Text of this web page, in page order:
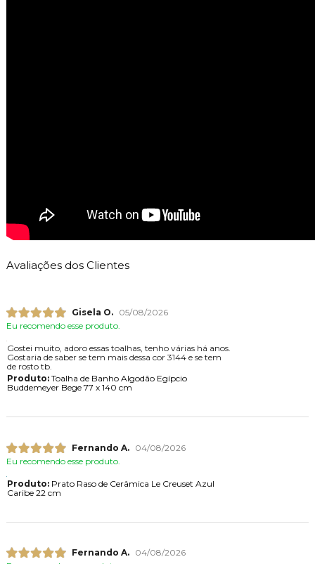
Avaliações dos Clientes
Gisela O.
05/08/2026
Eu recomendo esse produto.
Gostei muito, adoro essas toalhas, tenho várias há anos.
Gostaria de saber se tem mais dessa cor 3144 e se tem
de rosto tb.
Produto:Toalha de Banho Algodão Egípcio
Buddemeyer Bege 77 x 140 cm
Fernando A.
04/08/2026
Eu recomendo esse produto.
Produto:Prato Raso de Cerâmica Le Creuset Azul
Caribe 22 cm
Fernando A.
04/08/2026